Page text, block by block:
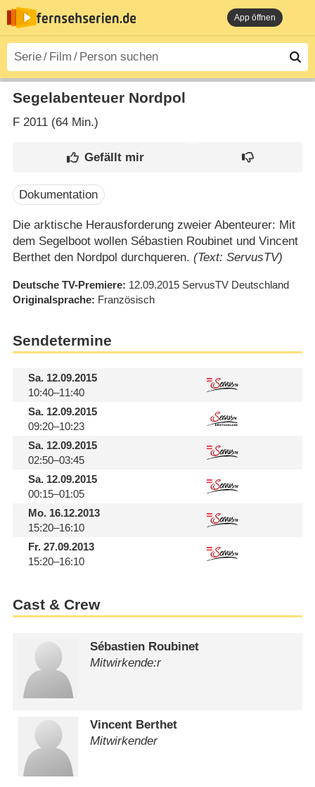
App öffnen
Segelabenteuer Nordpol
F2011 (64 Min.)
Dokumentation
Die arktische Herausforderung zweier Abenteurer: Mit
dem Segelboot wollen Sébastien Roubinet und Vincent
Berthet den Nordpol durchqueren. (Text: ServusTV)
Deutsche TV-Premiere 12.09.2015 ServusTV Deutschland
Originalsprache Französisch
Sendetermine
Sa.12.09.2015
10:40–11:40
Sa.12.09.2015
09:20–10:23
Sa.12.09.2015
02:50–03:45
Sa.12.09.2015
00:15–01:05
Mo.16.12.2013
15:20–16:10
Fr.27.09.2013
15:20–16:10
Cast & Crew
Sébastien Roubinet
Mitwirkende:r
Vincent Berthet
Mitwirkender